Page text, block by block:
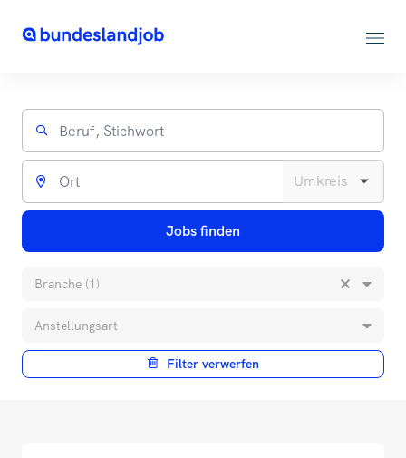
Jobs finden
Branche (1)
Anstellungsart
Filter verwerfen